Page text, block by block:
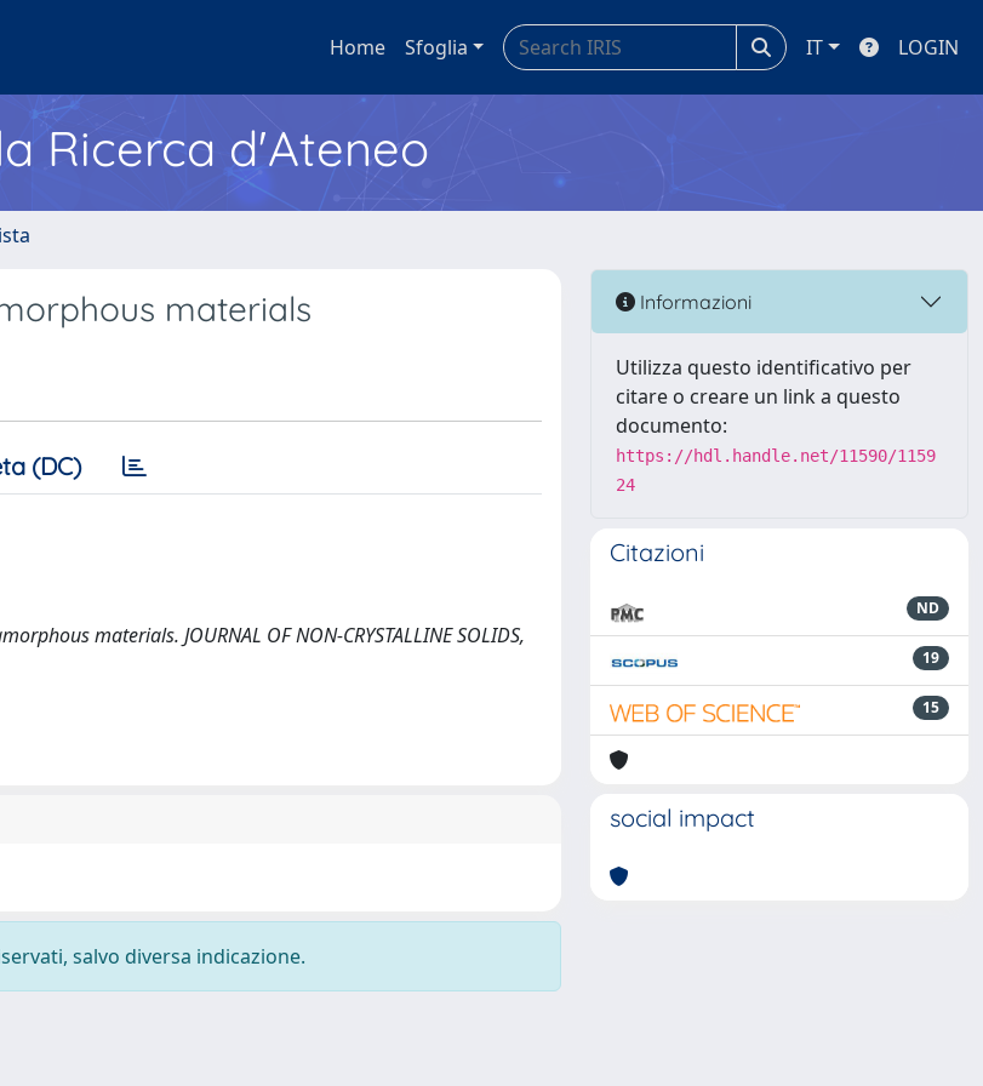
Home Sfoglia IT LOGIN
Ricerca d'Ateneo
materials
(DC)
materials. JOURNAL OF NON-CRYSTALLINE SOLIDS,
salvo diversa indicazione.
Informazioni
Utilizza questo identificativo per
citare o creare un link a questo
documento:
https://hdl.handle.net/11590/1159
24
Citazioni
ND
19
15
social impact